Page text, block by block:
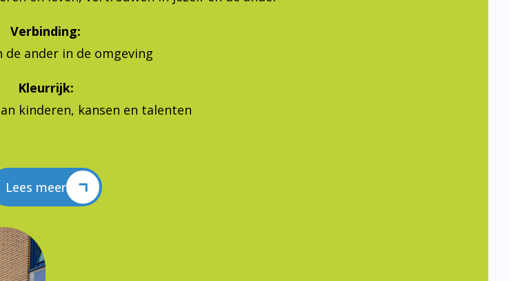
Verbinding:
de ander in de omgeving
Kleurrijk:
kinderen, kansen en talenten
Lees meer